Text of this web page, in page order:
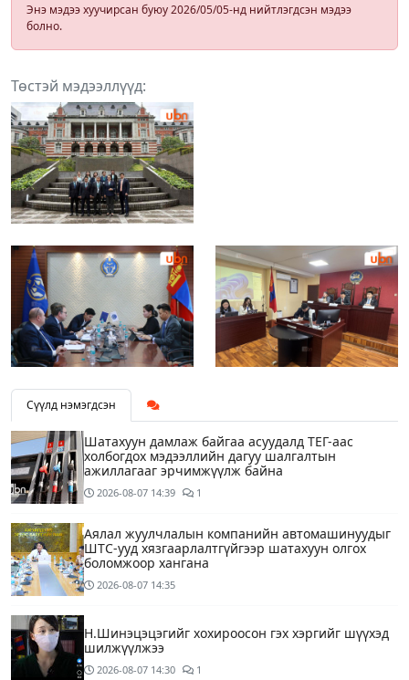
Энэ мэдээ хуучирсан буюу 2026/05/05-нд нийтлэгдсэн мэдээ
болно.
Төстэй мэдээллүүд:
Сүүлд нэмэгдсэн
Шатахуун дамлаж байгаа асуудалд ТЕГ-аас
холбогдох мэдээллийн дагуу шалгалтын
ажиллагааг эрчимжүүлж байна
2026-08-07 14:39 1
Аялал жуулчлалын компанийн автомашинуудыг
ШТС-ууд хязгаарлалтгүйгээр шатахуун олгох
боломжоор хангана
2026-08-07 14:35
Н.Шинэцэцэгийг хохироосон гэх хэргийг шүүхэд
шилжүүлжээ
2026-08-07 14:30 1